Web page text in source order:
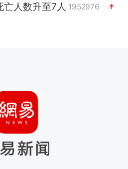
人数升至7人 1952976